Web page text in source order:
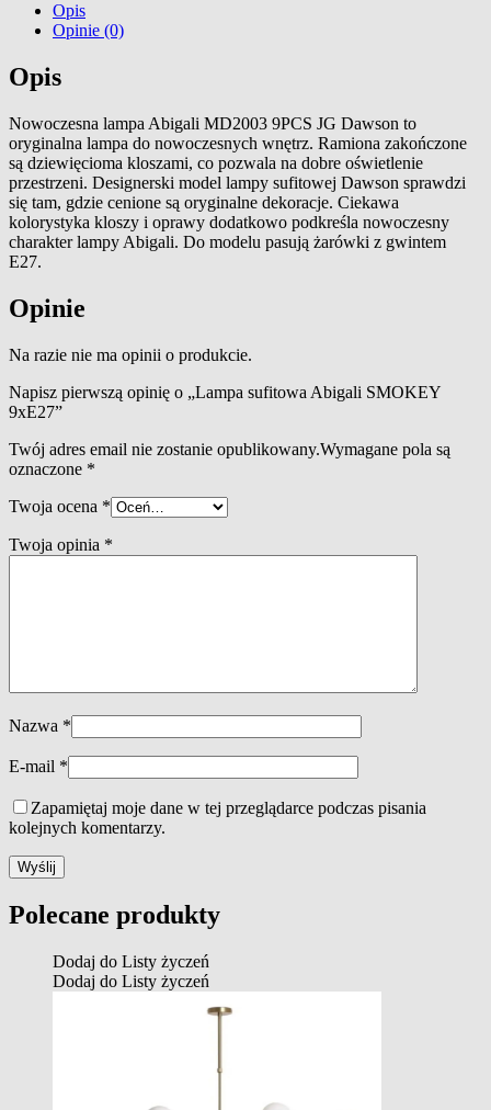
Opis
Opinie (0)
Opis
Nowoczesna lampa Abigali MD2003 9PCS JG Dawson to
oryginalna lampa do nowoczesnych wnętrz. Ramiona zakończone
są dziewięcioma kloszami, co pozwala na dobre oświetlenie
przestrzeni. Designerski model lampy sufitowej Dawson sprawdzi
się tam, gdzie cenione są oryginalne dekoracje. Ciekawa
kolorystyka kloszy i oprawy dodatkowo podkreśla nowoczesny
charakter lampy Abigali. Do modelu pasują żarówki z gwintem
E27.
Opinie
Na razie nie ma opinii o produkcie.
Napisz pierwszą opinię o „Lampa sufitowa Abigali SMOKEY
9xE27”
Twój adres email nie zostanie opublikowany.Wymagane pola są
oznaczone *
Twoja ocena *
Twoja opinia *
Nazwa *
E-mail *
Zapamiętaj moje dane w tej przeglądarce podczas pisania
kolejnych komentarzy.
Polecane produkty
Dodaj do Listy życzeń
Dodaj do Listy życzeń